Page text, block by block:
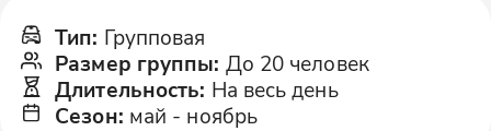
Тип: Групповая
Размер группы: До 20 человек
Длительность: На весь день
Сезон: май - ноябрь